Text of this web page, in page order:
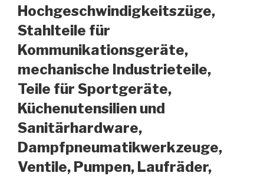
Hochgeschwindigkeitszüge,
Stahlteile für
Kommunikationsgeräte,
mechanische Industrieteile,
Teile für Sportgeräte,
Küchenutensilien und
Sanitärhardware,
Dampfpneumatikwerkzeuge,
Ventile, Pumpen, Laufräder,